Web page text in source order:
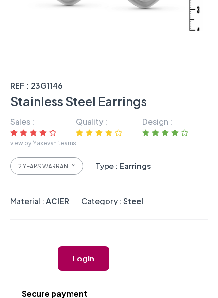
REF : 23G1146
Stainless Steel Earrings
Sales : Quality : Design :
view by Maxevan teams
2 YEARS WARRANTY Type : Earrings
Material :ACIER Category :Steel
Login
Secure payment